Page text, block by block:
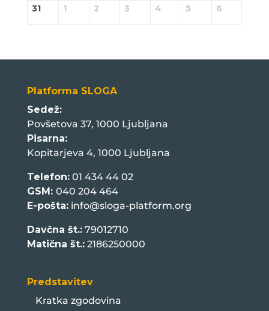
31 1 2 3 4 5 6
Platforma SLOGA
Sedež:
Povšetova 37, 1000 Ljubljana
Pisarna:
Kopitarjeva 4, 1000 Ljubljana
Telefon:01 434 44 02
GSM: 040 204 464
E-pošta: info@sloga-platform.org
Davčna št.:79012710
Matična št.:2186250000
Predstavitev
Kratka zgodovina